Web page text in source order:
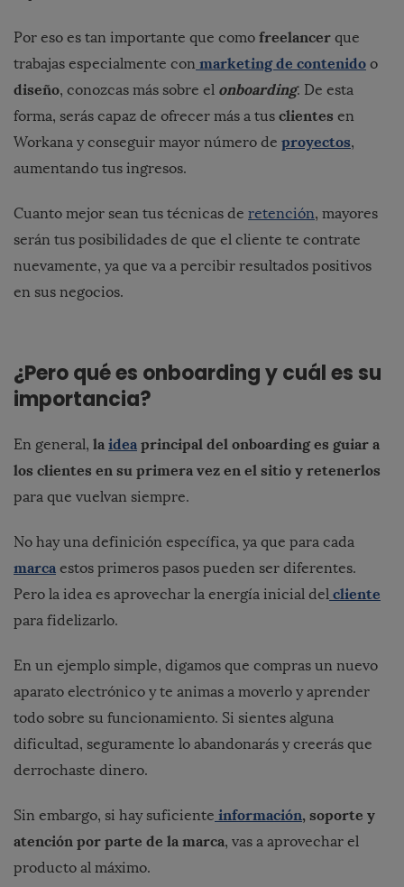
Por eso es tan importante que como freelancer que
trabajas especialmente con marketing de contenido o
diseño, conozcas más sobre el onboarding. De esta
forma, serás capaz de ofrecer más a tus clientes en
Workana y conseguir mayor número de proyectos,
aumentando tus ingresos.
Cuanto mejor sean tus técnicas de retención, mayores
serán tus posibilidades de que el cliente te contrate
nuevamente, ya que va a percibir resultados positivos
en sus negocios.
¿Pero qué es onboarding y cuál es su
importancia?
En general, la idea principal del onboarding es guiar a
los clientes en su primera vez en el sitio y retenerlos
para que vuelvan siempre.
No hay una definición específica, ya que para cada
marca estos primeros pasos pueden ser diferentes.
Pero la idea es aprovechar la energía inicial del cliente
para fidelizarlo.
En un ejemplo simple, digamos que compras un nuevo
aparato electrónico y te animas a moverlo y aprender
todo sobre su funcionamiento. Si sientes alguna
dificultad, seguramente lo abandonarás y creerás que
derrochaste dinero.
Sin embargo, si hay suficiente información, soporte y
atención por parte de la marca, vas a aprovechar el
producto al máximo.